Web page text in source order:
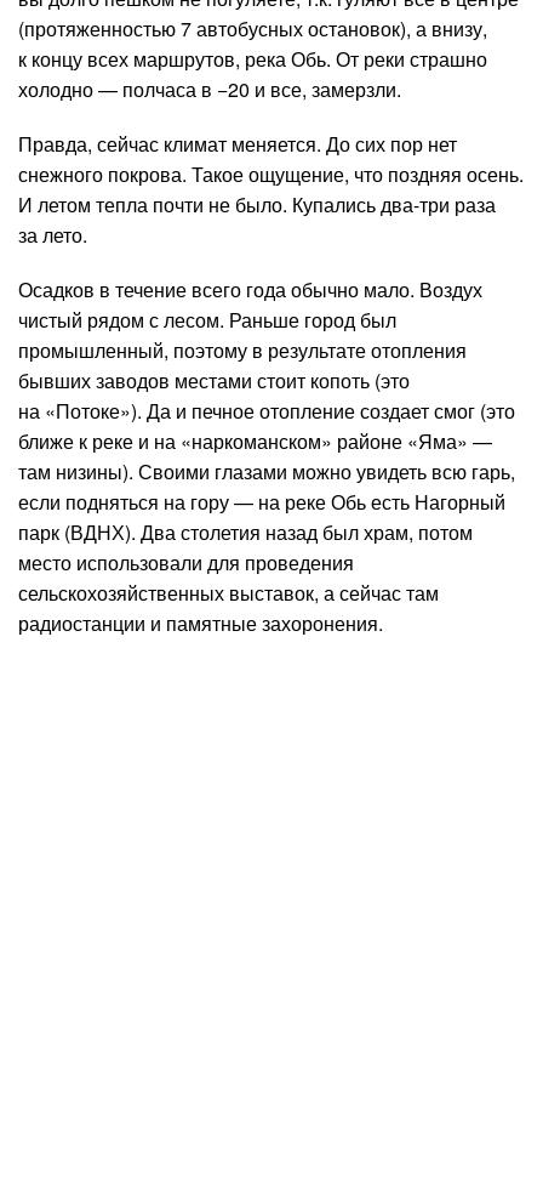
(протяженностью 7 автобусных остановок), а внизу,
к концу всех маршрутов, река Обь. От реки страшно
холодно — полчаса в −20 и все, замерзли.
Правда, сейчас климат меняется. До сих пор нет
снежного покрова. Такое ощущение, что поздняя осень.
И летом тепла почти не было. Купались два-три раза
за лето.
Осадков в течение всего года обычно мало. Воздух
чистый рядом с лесом. Раньше город был
промышленный, поэтому в результате отопления
бывших заводов местами стоит копоть (это
на «Потоке»). Да и печное отопление создает смог (это
ближе к реке и на «наркоманском» районе «Яма» —
там низины). Своими глазами можно увидеть всю гарь,
если подняться на гору — на реке Обь есть Нагорный
парк (ВДНХ). Два столетия назад был храм, потом
место использовали для проведения
сельскохозяйственных выставок, а сейчас там
радиостанции и памятные захоронения.